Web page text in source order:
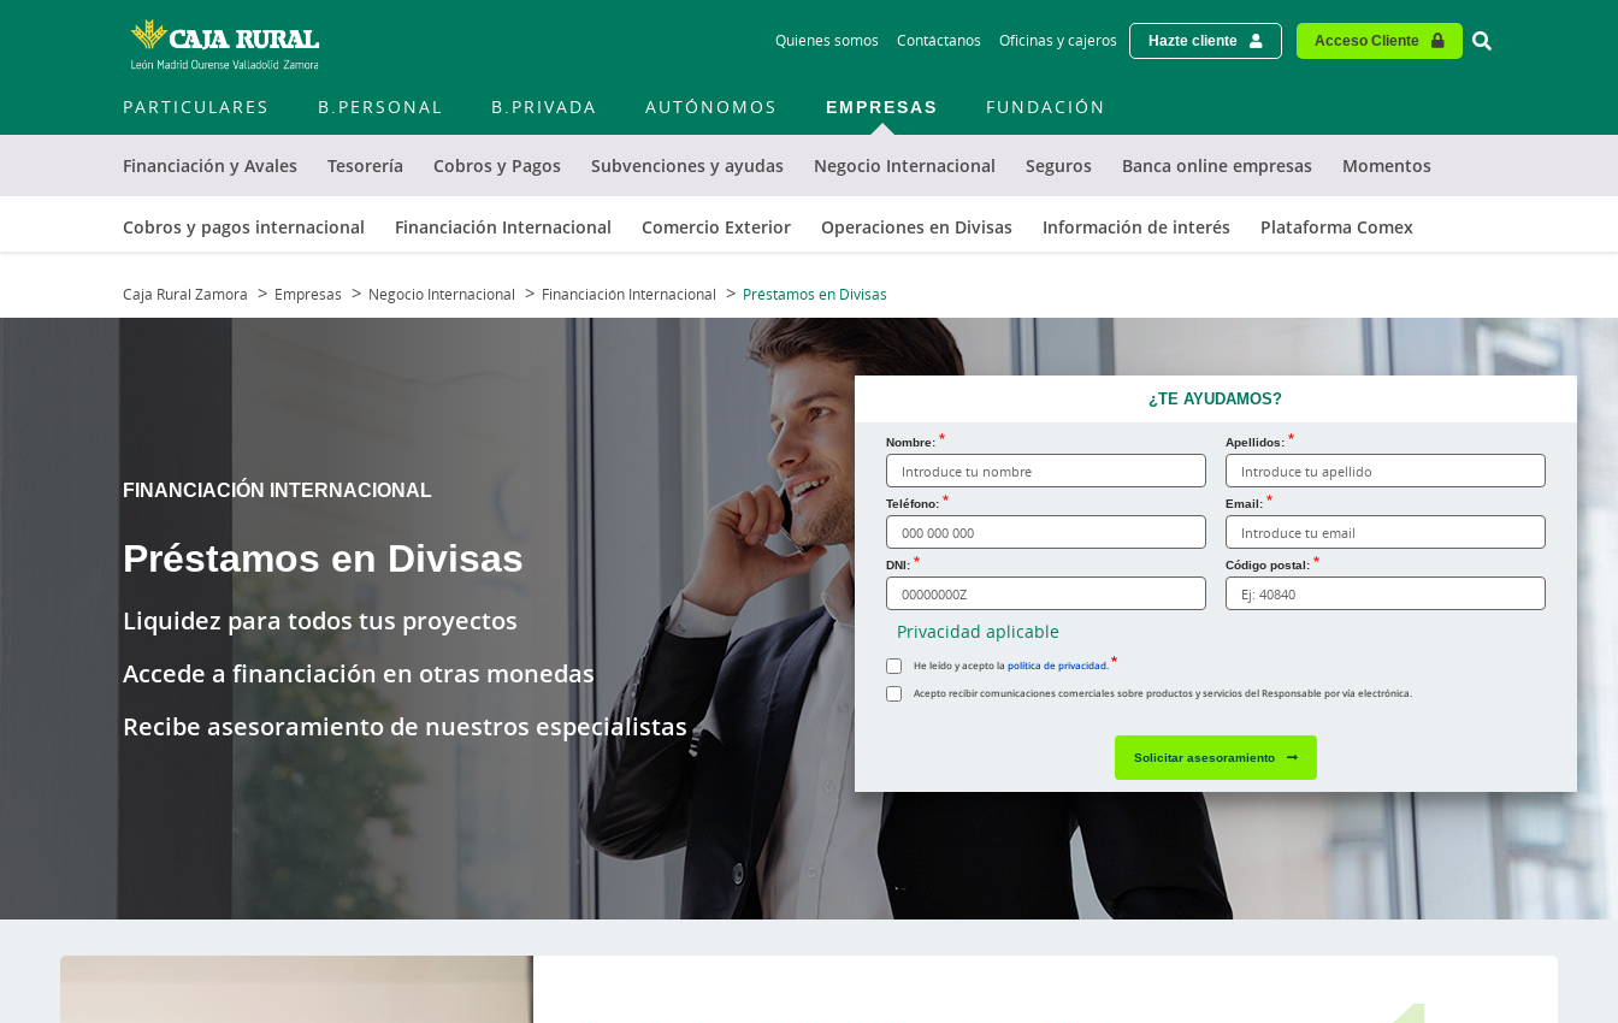
to
contentt
Quienes somos Contáctanos Oficinas y cajeros Hazte cliente Acceso Cliente Vinculo -
PARTICULARES B.PERSONAL B.PRIVADA AUTÓNOMOS EMPRESAS
Financiación y Avales Tesorería Cobros y Pagos Subvenciones y ayudas Negocio Internacional
Cobros y pagos internacional Financiación Internacional Comercio Exterior Operaciones en Divisas Información de interés Plataforma Comex
Seguros Banca online empresas Momentos
FUNDACIÓN
Caja Rural Zamora Empresas Negocio Internacional Financiación Internacional Préstamos en Divisas
FINANCIACIÓN INTERNACIONAL
Préstamos en Divisas
Liquidez para todos tus proyectos
Accede a financiación en otras monedas
Recibe asesoramiento de nuestros especialistas
¿TE AYUDAMOS?
Nombre:
¿Cómo te llamas?
Apellidos:
Teléfono: Email:
DNI: Código postal:
Privacidad aplicable
He leído y acepto la política de privacidad.
Acepto recibir comunicaciones comerciales sobre productos y servicios del Responsable por vía electrónica.
Solicitar asesoramiento